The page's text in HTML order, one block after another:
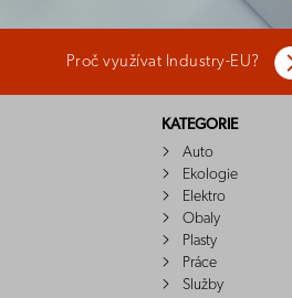
Proč využívat Industry-EU?
KATEGORIE
Auto
Ekologie
Elektro
Obaly
Plasty
Práce
Služby